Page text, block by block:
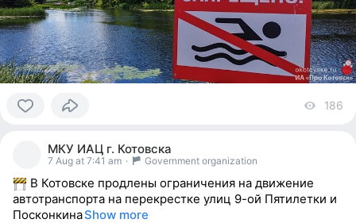
186
МКУ ИАЦ г. Котовска
7 Aug at 7:41 am · Government organization
В Котовске продлены ограничения на движение
автотранспорта на перекрестке улиц 9-ой Пятилетки и
ПосконкинаShow more